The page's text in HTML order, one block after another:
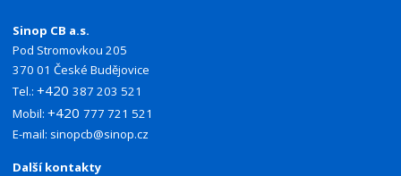
Sinop CB a.s.
Pod Stromovkou 205
370 01 České Budějovice
Tel.:+420387 203 521
Mobil:+420777 721 521
E-mail: sinopcb@sinop.cz
Další kontakty